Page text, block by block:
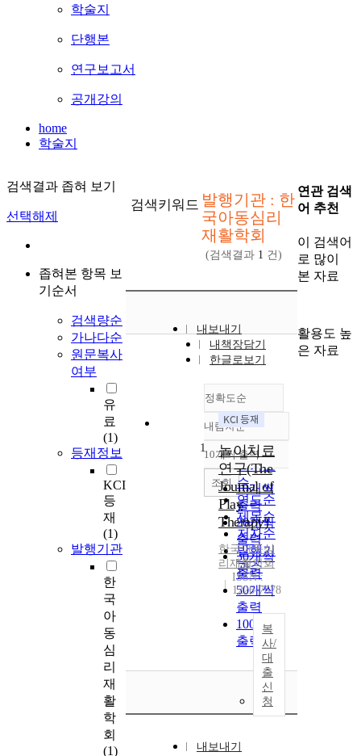
학술지
단행본
연구보고서
공개강의
home
학술지
검색결과 좁혀 보기
선택해제
좁혀본 항목 보
기순서
검색량순
가나다순
원문복사
여부
유
료
(1)
등재정보
KCI
등
재
(1)
발행기관
한
국
아
동
심
리
재
활
학
회
(1)
검색키워드 발행기관 : 한
국아동심리
재활학회
(검색결과 1 건)
내보내기
내책장담기
한글로보기
정확도순
정확도
순
인기도
순
연도순
제목순
저자순
발행기
관순
내림차순
내림차순
10개씩 출력
10개씩
출력
20개씩
출력
30개씩
출력
50개씩
출력
100개씩
출력
조회
1
놀이치료
연구(The
Journal of
Play
Therapy)
한국아동심
리재활학회
ISSN :
1226-7678
복
사/
대
출
신
청
내보내기
연관 검색
어 추천
이 검색어
로 많이
본 자료
활용도 높
은 자료